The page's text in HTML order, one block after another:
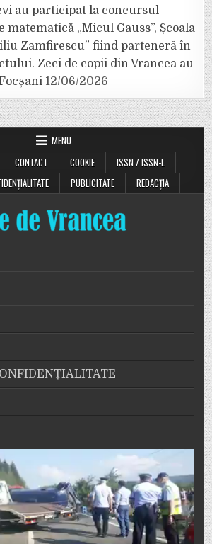
au participat la concursul
„Micul Gauss”, Școala
Zamfirescu” fiind parteneră în
Zeci de copii din Vrancea au
12/06/2026
MENU
CONTACT COOKIE
ISSN / ISSN-L
PUBLICITATE REDACȚIA